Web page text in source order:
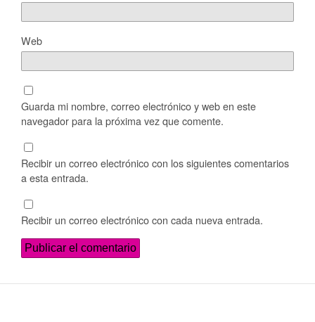
Web
Guarda mi nombre, correo electrónico y web en este
navegador para la próxima vez que comente.
Recibir un correo electrónico con los siguientes comentarios
a esta entrada.
Recibir un correo electrónico con cada nueva entrada.